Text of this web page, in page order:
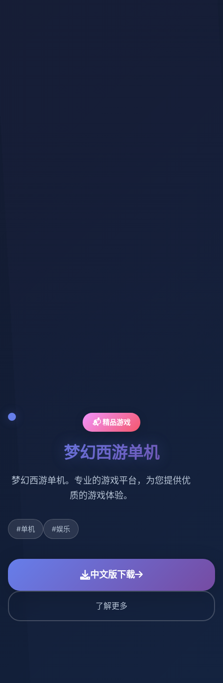
📬 精品游戏
梦幻西游单机
梦幻西游单机。专业的游戏平台，为您提供优
质的游戏体验。
#单机 #娱乐
中文版下载
了解更多